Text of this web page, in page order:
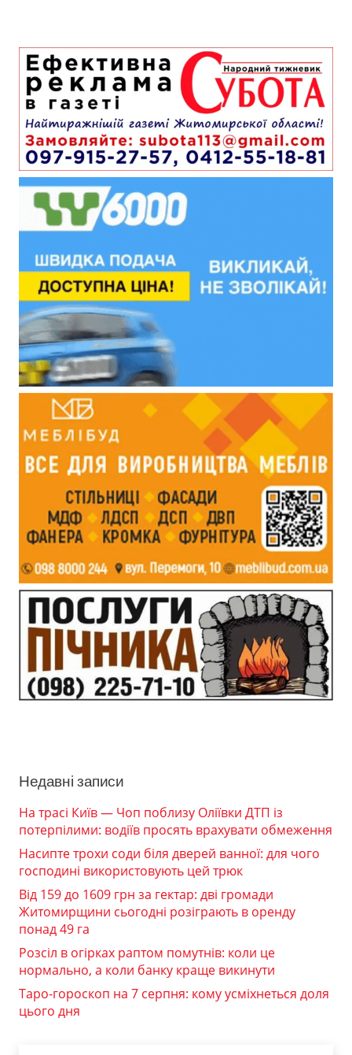
Недавні записи
На трасі Київ — Чоп поблизу Оліївки ДТП із
потерпілими: водіїв просять врахувати обмеження
Насипте трохи соди біля дверей ванної: для чого
господині використовують цей трюк
Від 159 до 1609 грн за гектар: дві громади
Житомирщини сьогодні розіграють в оренду
понад 49 га
Розсіл в огірках раптом помутнів: коли це
нормально, а коли банку краще викинути
Таро-гороскоп на 7 серпня: кому усміхнеться доля
цього дня